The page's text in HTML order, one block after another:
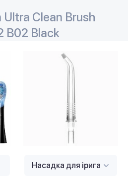
Clean Brush
B02 Black